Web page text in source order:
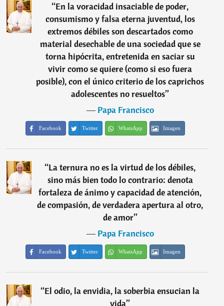
“En la voracidad insaciable de poder,
consumismo y falsa eterna juventud, los
extremos débiles son descartados como
material desechable de una sociedad que se
torna hipócrita, entretenida en saciar su
vivir como se quiere (como si eso fuera
posible), con el único criterio de los caprichos
adolescentes no resueltos”
―Papa Francisco
Facebook Twitter WhatsApp Imagen
“La ternura no es la virtud de los débiles,
sino más bien todo lo contrario: denota
fortaleza de ánimo y capacidad de atención,
de compasión, de verdadera apertura al otro,
de amor”
―Papa Francisco
Facebook Twitter WhatsApp Imagen
“El odio, la envidia, la soberbia ensucian la
vida”